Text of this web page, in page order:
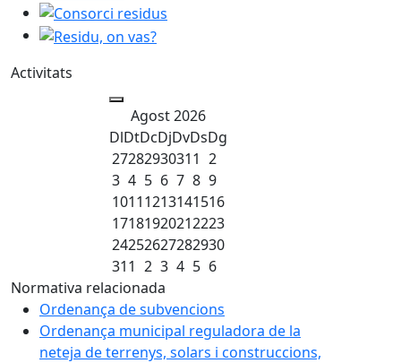
Consorci residus
Residu, on vas?
Activitats
Agost 2026
DlDtDcDjDvDsDg
27282930311 2
3 4 5 6 7 8 9
10111213141516
17181920212223
24252627282930
311 2 3 4 5 6
Normativa relacionada
Ordenança de subvencions
Ordenança municipal reguladora de la
neteja de terrenys, solars i construccions,